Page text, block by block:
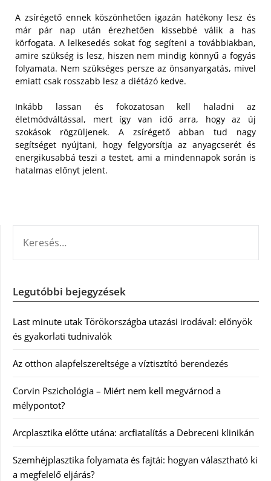
A zsírégető ennek köszönhetően igazán hatékony lesz és
már pár nap után érezhetően kissebbé válik a has
körfogata. A lelkesedés sokat fog segíteni a továbbiakban,
amire szükség is lesz, hiszen nem mindig könnyű a fogyás
folyamata. Nem szükséges persze az önsanyargatás, mivel
emiatt csak rosszabb lesz a diétázó kedve.
Inkább lassan és fokozatosan kell haladni az
életmódváltással, mert így van idő arra, hogy az új
szokások rögzüljenek. A zsírégető abban tud nagy
segítséget nyújtani, hogy felgyorsítja az anyagcserét és
energikusabbá teszi a testet, ami a mindennapok során is
hatalmas előnyt jelent.
Legutóbbi bejegyzések
Last minute utak Törökországba utazási irodával: előnyök
és gyakorlati tudnivalók
Az otthon alapfelszereltsége a víztisztító berendezés
Corvin Pszichológia – Miért nem kell megvárnod a
mélypontot?
Arcplasztika előtte utána: arcfiatalítás a Debreceni klinikán
Szemhéjplasztika folyamata és fajtái: hogyan választható ki
a megfelelő eljárás?